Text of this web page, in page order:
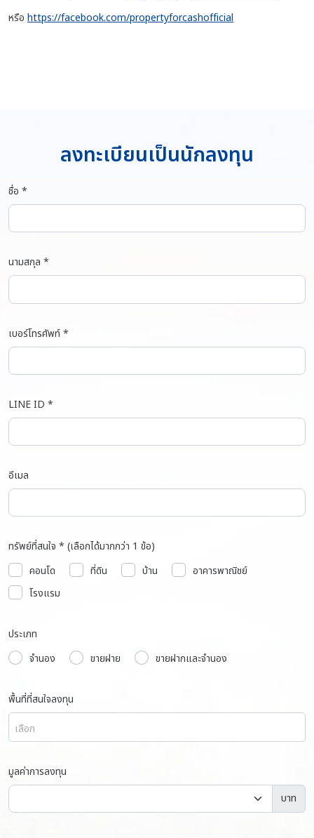
หรือ https://facebook.com/propertyforcashofficial
ลงทะเบียนเป็นนักลงทุน
ชื่อ *
นามสกุล *
เบอร์โทรศัพท์ *
LINE ID *
อีเมล
ทรัพย์ที่สนใจ * (เลือกได้มากกว่า 1 ข้อ)
คอนโด
ที่ดิน บ้าน
อาคารพาณิชย์
โรงแรม
ประเภท
จำนอง
ขายฝาย ขายฝากและจำนอง
พื้นที่ที่สนใจลงทุน
เลือก
มูลค่าการลงทุน
บาท